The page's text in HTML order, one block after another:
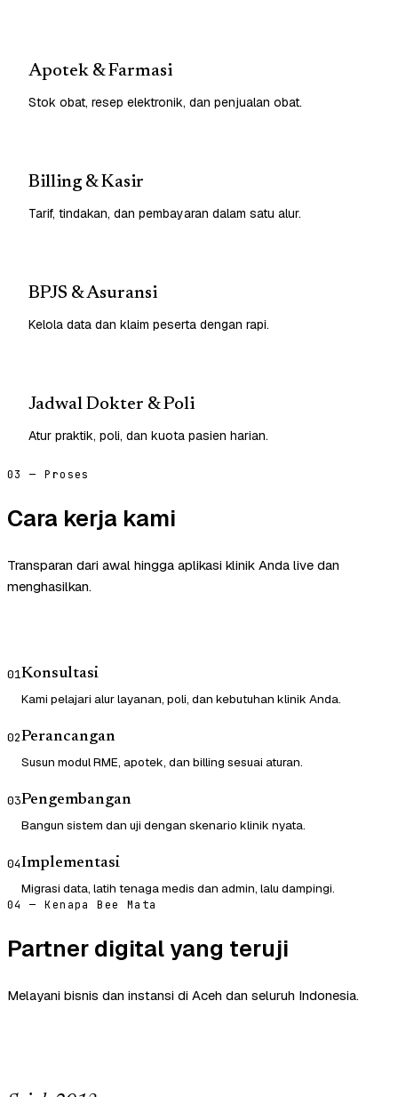
Apotek & Farmasi
Stok obat, resep elektronik, dan penjualan obat.
Billing & Kasir
Tarif, tindakan, dan pembayaran dalam satu alur.
BPJS & Asuransi
Kelola data dan klaim peserta dengan rapi.
Jadwal Dokter & Poli
Atur praktik, poli, dan kuota pasien harian.
03 — Proses
Cara kerja kami
Transparan dari awal hingga aplikasi klinik Anda live dan
menghasilkan.
01Konsultasi
Kami pelajari alur layanan, poli, dan kebutuhan klinik Anda.
02Perancangan
Susun modul RME, apotek, dan billing sesuai aturan.
03Pengembangan
Bangun sistem dan uji dengan skenario klinik nyata.
04Implementasi
Migrasi data, latih tenaga medis dan admin, lalu dampingi.
04 — Kenapa Bee Mata
Partner digital yang teruji
Melayani bisnis dan instansi di Aceh dan seluruh Indonesia.